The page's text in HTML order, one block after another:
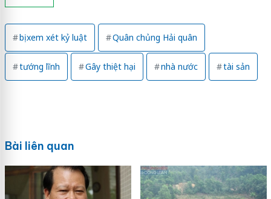
bị xem xét kỷ luật Quân chủng Hải quân
tướng lĩnh Gây thiệt hại nhà nước tài sản
Bài liên quan